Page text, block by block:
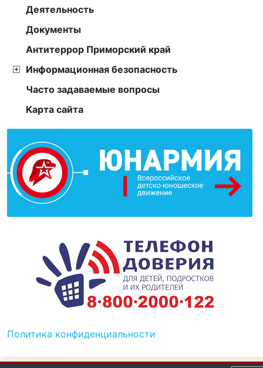
Деятельность
Документы
Антитеррор Приморский край
Информационная безопасность
Часто задаваемые вопросы
Карта сайта
Политика конфиденциальности